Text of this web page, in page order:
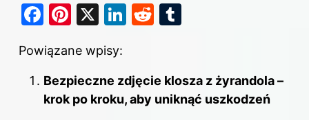
F
c
e
b
Pi
er
e
st
X
Li
e
dI
R
di
t
bl
r
Powiązane wpisy:
Bezpieczne zdjęcie klosza z żyrandola –
krok po kroku, aby uniknąć uszkodzeń